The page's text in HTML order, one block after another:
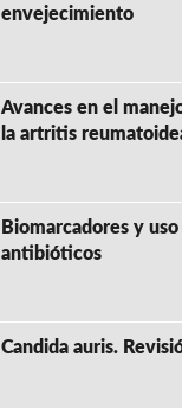
envejecimiento
Avances en el
la artritis
Biomarcadores y uso
antibióticos
Candida auris.